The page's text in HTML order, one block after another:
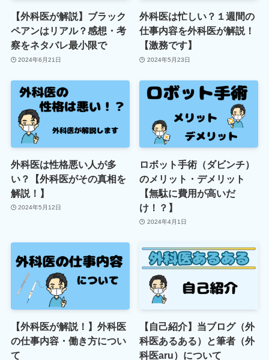
【外科医が解説】ブラック
ペアンはリアル？感想・考
察をネタバレ最小限で
2024年6月21日
外科医は忙しい？１週間の
仕事内容を外科医が解説！
【激務です】
2024年5月23日
外科医は性格悪い人が多
い？【外科医がその真相を
解説！】
2024年5月12日
ロボット手術（ダビンチ）
のメリット・デメリット
【無駄に費用が高いだ
け！？】
2024年4月1日
【外科医が解説！】外科医
の仕事内容・働き方につい
て
【自己紹介】当ブログ（外
科医あるある）と筆者（外
科医aru）について